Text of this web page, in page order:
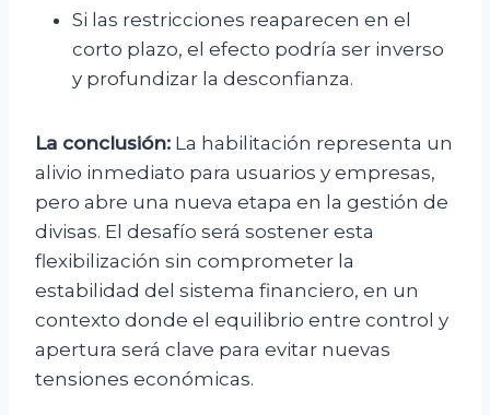
Si las restricciones reaparecen en el
corto plazo, el efecto podría ser inverso
y profundizar la desconfianza.
La conclusión: La habilitación representa un
alivio inmediato para usuarios y empresas,
pero abre una nueva etapa en la gestión de
divisas. El desafío será sostener esta
flexibilización sin comprometer la
estabilidad del sistema financiero, en un
contexto donde el equilibrio entre control y
apertura será clave para evitar nuevas
tensiones económicas.